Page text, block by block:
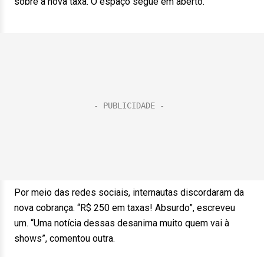
Por meio das redes sociais, internautas discordaram da
nova cobrança. “R$ 250 em taxas! Absurdo”, escreveu
um. “Uma notícia dessas desanima muito quem vai à
shows”, comentou outra.